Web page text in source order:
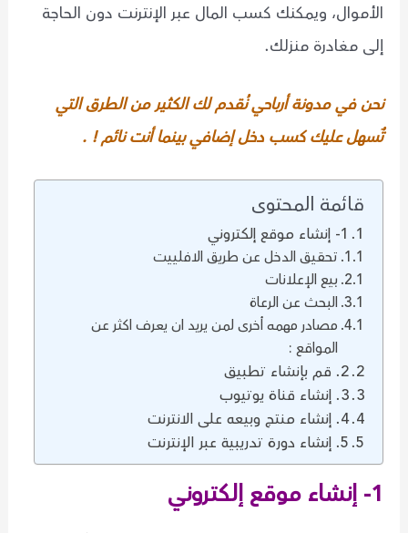
الأموال، ويمكنك كسب المال عبر الإنترنت دون الحاجة
إلى مغادرة منزلك.
نحن في مدونة أرباحي نُقدم لك الكثير من الطرق التي
تٌسهل عليك كسب دخل إضافي بينما أنت نائم ! .
قائمة المحتوى
1- إنشاء موقع إلكتروني
تحقيق الدخل عن طريق الافلييت
بيع الإعلانات
البحث عن الرعاة
مصادر مهمه أخرى لمن يريد ان يعرف اكثر عن
المواقع :
2. قم بإنشاء تطبيق
3. إنشاء قناة يوتيوب
4. إنشاء منتج وبيعه على الانترنت
5. إنشاء دورة تدريبية عبر الإنترنت
1- إنشاء موقع إلكتروني